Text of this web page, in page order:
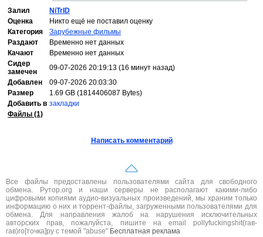
Залил
NiTrID
Оценка
Никто ещё не поставил оценку
Категория
Зарубежные фильмы
Раздают
Временно нет данных
Качают
Временно нет данных
Сидер
замечен
09-07-2026 20:19:13 (16 минут назад)
Добавлен
09-07-2026 20:03:30
Размер
1.69 GB (1814406087 Bytes)
Добавить в закладки
Файлы (1)
Написать комментарий
Все файлы предоставлены пользователями сайта для свободного
обмена. Рутор.org и наши серверы не располагают какими-либо
цифровыми копиями аудио-визуальных произведений, мы храним только
информацию о них и торрент-файлы, загруженными пользователями для
обмена. Для направления жалоб на нарушения исключительных
авторских прав, пожалуйста, пишите на email pollyfuckingshit(гав-
гав)ro[точка]ру с темой "abuse" Бесплатная реклама